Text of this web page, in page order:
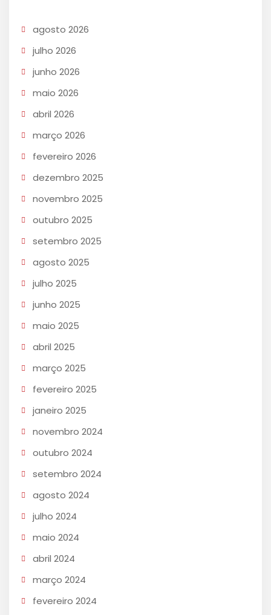
agosto 2026
julho 2026
junho 2026
maio 2026
abril 2026
março 2026
fevereiro 2026
dezembro 2025
novembro 2025
outubro 2025
setembro 2025
agosto 2025
julho 2025
junho 2025
maio 2025
abril 2025
março 2025
fevereiro 2025
janeiro 2025
novembro 2024
outubro 2024
setembro 2024
agosto 2024
julho 2024
maio 2024
abril 2024
março 2024
fevereiro 2024